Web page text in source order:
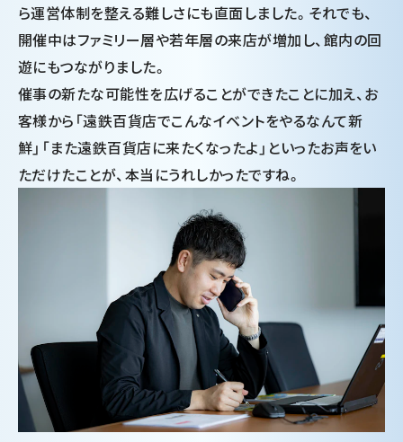
ら運営体制を整える難しさにも直面しました。それでも、
開催中はファミリー層や若年層の来店が増加し、館内の回
遊にもつながりました。
催事の新たな可能性を広げることができたことに加え、お
客様から「遠鉄百貨店でこんなイベントをやるなんて新
鮮」「また遠鉄百貨店に来たくなったよ」といったお声をい
ただけたことが、本当にうれしかったですね。